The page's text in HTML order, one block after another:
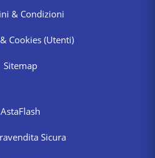
& Condizioni
Cookies (Utenti)
Sitemap
AstaFlash
Sicura